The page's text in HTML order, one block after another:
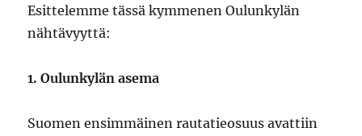
Esittelemme tässä kymmenen Oulunkylän
nähtävyyttä:
1. Oulunkylän asema
Suomen ensimmäinen rautatieosuus avattiin